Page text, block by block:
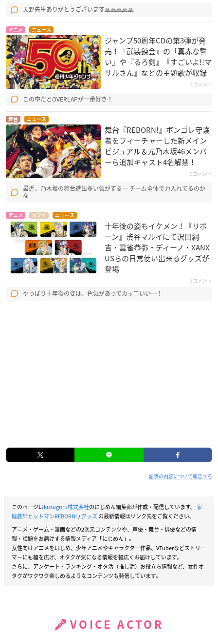
天野先生ありがとうございます🙏🙏🙏🙏🙏
アニメ ニュース
ジャンプ50周年CDの第3弾が発
売！『武装錬金』の「真赤な誓
い」や『るろ剣』『すごいよ!!マ
サルさん』などの主題歌が収録
3コメント
この中だとOVERLAPが一番好き！
舞台 ニュース
舞台『REBORN!』ボンゴレ守護
者をフィーチャーした新メイン
ビジュアル＆元乃木坂46メンバ
ーら追加キャスト4名解禁！
9コメント
最近、乃木坂の舞台進出多い気がする… チーム全体で力入れてるのか
な
アニメ カフェ ニュース
十年後の姿もイケメン！『リボ
ーン』渋谷マルイにて沢田綱
吉・雲雀恭弥・ディーノ・XANX
USらの日常使い出来るグッズが
登場
3コメント
やっぱり十年後の姿は、色気があってカッコいい…！
記事の内容について報告する
このページはkusuguru株式会社のにじめん編集部が作成・配信しています。 家
庭教師ヒットマンREBORN!/グッズの最新情報はリンク先をご覧ください。
アニメ・ゲーム・漫画などの2次元コンテンツや、声優・舞台・俳優などの情
報・話題をお届けする情報メディア「にじめん」。
女性向けアニメをはじめ、少年アニメやキャラクター作品、VTuberなどストリー
マーにも幅を広げ、オタクが気になる情報を幅広くお届けしています。
さらに、アンケート・ランキング・オタ活（推し活）お役立ち情報など、女性オ
タクがワクワク楽しめるようなコンテンツも発信しています。
VOICE ACTOR